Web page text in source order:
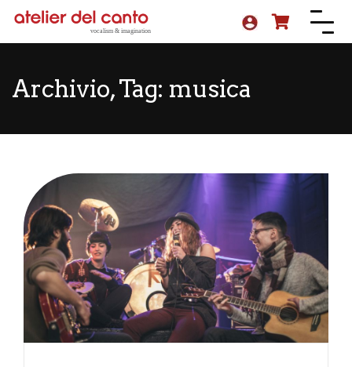
Archivio, Tag: musica